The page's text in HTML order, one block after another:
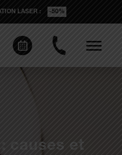
LASER : -50%
causes et